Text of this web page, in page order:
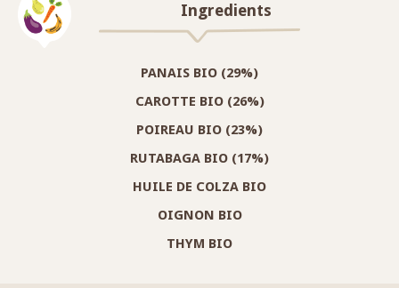
Ingredients
PANAIS BIO (29%)
CAROTTE BIO (26%)
POIREAU BIO (23%)
RUTABAGA BIO (17%)
HUILE DE COLZA BIO
OIGNON BIO
THYM BIO